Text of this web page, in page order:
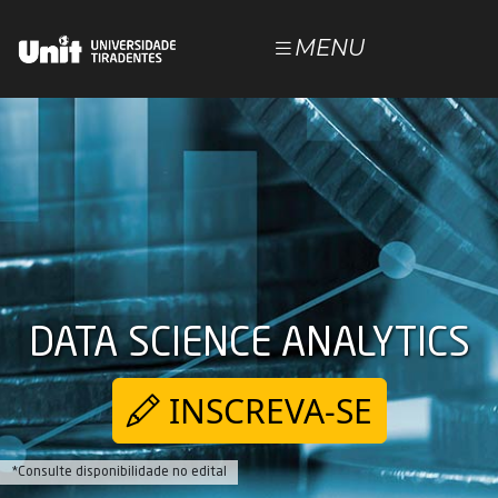
MENU
NOSSOS CURSOS
ESTUDE NA UNIT
JÁ SOU ALUNO
Magister
DATA SCIENCE ANALYTICS
INSCREVA-SE
*Consulte disponibilidade no edital